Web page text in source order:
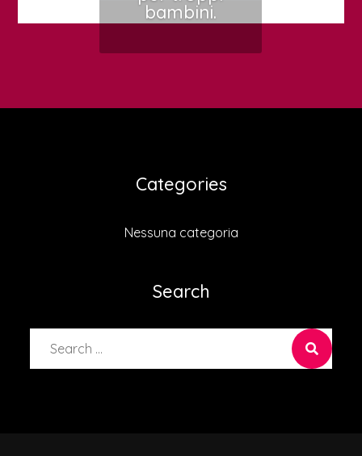
bambini.
Categories
Nessuna categoria
Search